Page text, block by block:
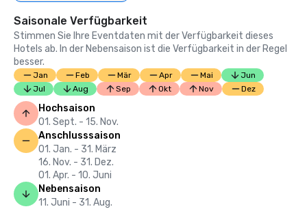
Saisonale Verfügbarkeit
Stimmen Sie Ihre Eventdaten mit der Verfügbarkeit dieses
Hotels ab. In der Nebensaison ist die Verfügbarkeit in der Regel
besser.
Jan Feb Mär Apr Mai
Jun
Jul
Aug Sep Okt Nov Dez
Hochsaison
01. Sept. - 15. Nov.
Anschlusssaison
01. Jan. - 31. März
16. Nov. - 31. Dez.
01. Apr. - 10. Juni
Nebensaison
11. Juni - 31. Aug.